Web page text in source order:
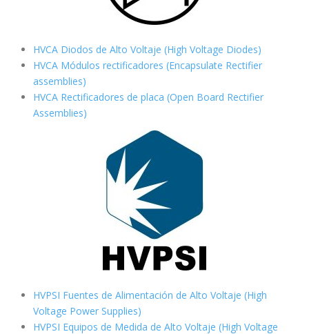
HVCA Diodos de Alto Voltaje (High Voltage Diodes)
HVCA Módulos rectificadores (Encapsulate Rectifier
assemblies)
HVCA Rectificadores de placa (Open Board Rectifier
Assemblies)
HVPSI Fuentes de Alimentación de Alto Voltaje (High
Voltage Power Supplies)
HVPSI Equipos de Medida de Alto Voltaje (High Voltage